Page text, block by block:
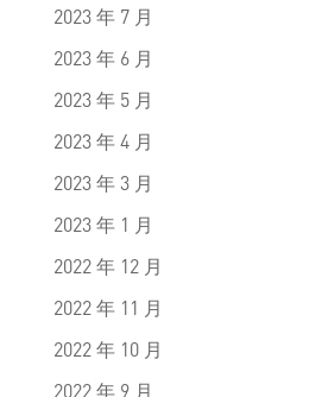
2023 年 7 月
2023 年 6 月
2023 年 5 月
2023 年 4 月
2023 年 3 月
2023 年 1 月
2022 年 12 月
2022 年 11 月
2022 年 10 月
2022 年 9 月